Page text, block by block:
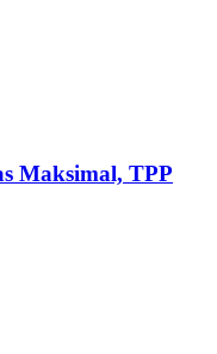
Maksimal, TPP